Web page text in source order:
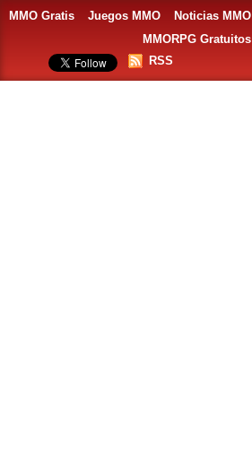
MMO Gratis Juegos MMO Noticias MMO
MMORPG Gratuitos
RSS